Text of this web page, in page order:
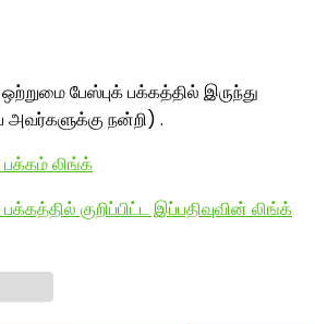
பேஸ்புக் பக்கத்தில் இருந்து
அவர்களுக்கு நன்றி) .
லிங்க்
குறிப்பிட்ட இப்பதிவுவின் லிங்க்